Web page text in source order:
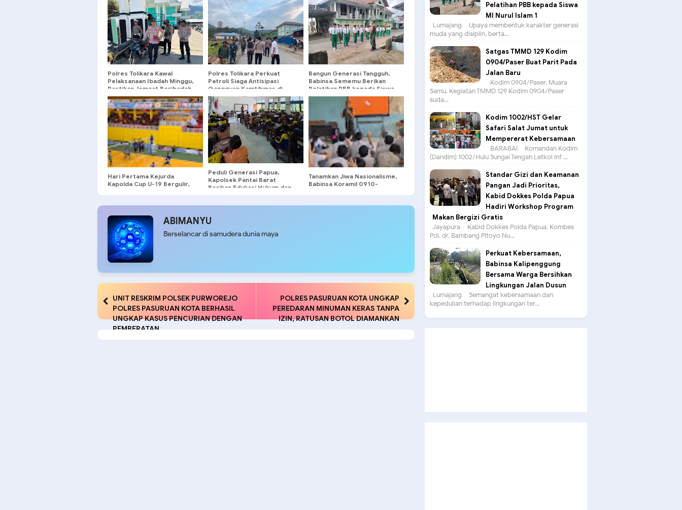
Polres Tolikara Kawal
Pelaksanaan Ibadah Minggu,
Pastikan Jemaat Beribadah
dengan Aman dan Khusyuk
Polres Tolikara Perkuat
Patroli Siaga Antisipasi
Gangguan Kamtibmas di
Karubagat
Bangun Generasi Tangguh,
Babinsa Sememu Berikan
Pelatihan PBB kepada Siswa
MI Nurul Islam 1
Hari Pertama Kejurda
Kapolda Cup U-19 Bergulir,
Peduli Generasi Papua,
Kapolsek Pantai Barat
Berikan Edukasi Hukum dan
Tanamkan Jiwa Nasionalisme,
Babinsa Koramil 0910-
kepada Pelajar Perbatasan
ABIMANYU
Berselancar di samudera dunia maya
UNIT RESKRIM POLSEK PURWOREJO
POLRES PASURUAN KOTA BERHASIL
UNGKAP KASUS PENCURIAN DENGAN
PEMBERATAN
POLRES PASURUAN KOTA UNGKAP
PEREDARAN MINUMAN KERAS TANPA
IZIN, RATUSAN BOTOL DIAMANKAN
Pelatihan PBB kepada Siswa
MI Nurul Islam 1
Lumajang – Upaya membentuk karakter generasi
muda yang disiplin, berta...
Satgas TMMD 129 Kodim
0904/Paser Buat Parit Pada
Jalan Baru
Kodim 0904/Paser, Muara
Samu. Kegiatan TMMD 129 Kodim 0904/Paser
suda...
Kodim 1002/HST Gelar
Safari Salat Jumat untuk
Mempererat Kebersamaan
BARABAI – Komandan Kodim
(Dandim) 1002/Hulu Sungai Tengah Letkol Inf ...
Standar Gizi dan Keamanan
Pangan Jadi Prioritas,
Kabid Dokkes Polda Papua
Hadiri Workshop Program
Makan Bergizi Gratis
Jayapura – Kabid Dokkes Polda Papua, Kombes
Pol. dr. Bambang Pitoyo Nu...
Perkuat Kebersamaan,
Babinsa Kalipenggung
Bersama Warga Bersihkan
Lingkungan Jalan Dusun
Lumajang – Semangat kebersamaan dan
kepedulian terhadap lingkungan ter...